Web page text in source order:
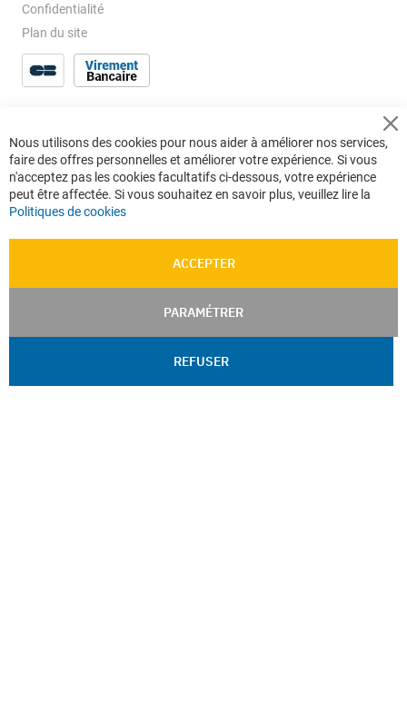
Confidentialité
Plan du site
Nous utilisons des cookies pour nous aider à améliorer nos services,
faire des offres personnelles et améliorer votre expérience. Si vous
n'acceptez pas les cookies facultatifs ci-dessous, votre expérience
peut être affectée. Si vous souhaitez en savoir plus, veuillez lire la
Politiques de cookies
ACCEPTER
PARAMÉTRER
REFUSER